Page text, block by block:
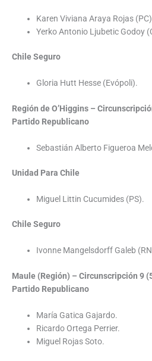
Karen Viviana Araya Rojas
Yerko Antonio Ljubetic Godoy
Chile Seguro
Gloria Hutt Hesse (Evópoli).
Región de O’Higgins –
Partido Republicano
Sebastián Alberto Figueroa
Unidad Para Chile
Miguel Littin Cucumides (PS).
Chile Seguro
Ivonne Mangelsdorff Galeb
Maule (Región) – Circunscripción 9
Partido Republicano
María Gatica Gajardo.
Ricardo Ortega Perrier.
Miguel Rojas Soto.